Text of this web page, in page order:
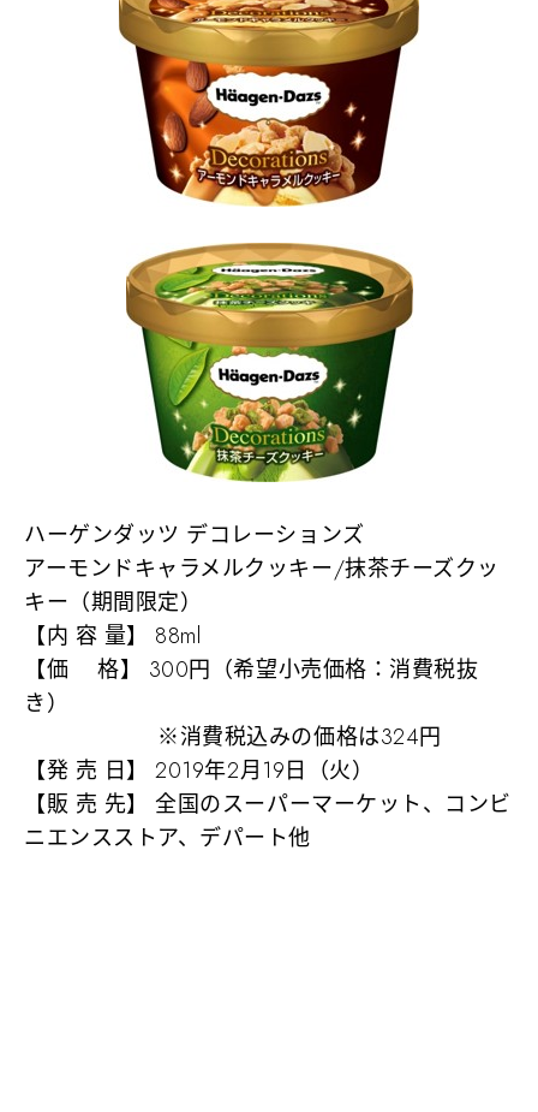
ハーゲンダッツ デコレーションズ
アーモンドキャラメルクッキー/抹茶チーズクッ
キー（期間限定）
【内 容 量】 88ml
【価 格】 300円（希望小売価格：消費税抜
き）
※消費税込みの価格は324円
【発 売 日】 2019年2月19日（火）
【販 売 先】 全国のスーパーマーケット、コンビ
ニエンスストア、デパート他